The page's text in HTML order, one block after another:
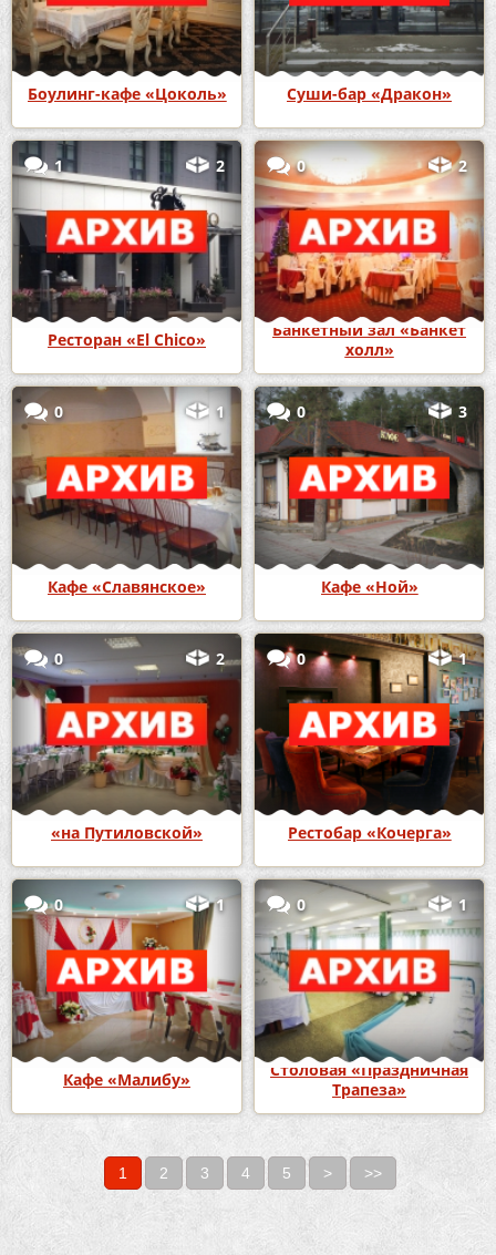
Боулинг-кафе «Цоколь» Суши-бар «Дракон»
1 2
Ресторан «El Chico»
0 2
Банкетный зал «Банкет
холл»
0 1
Кафе «Славянское»
0 3
Кафе «Ной»
0 2
«на Путиловской»
0 1
Рестобар «Кочерга»
0 1
Кафе «Малибу»
0 1
Столовая «Праздничная
Трапеза»
Страницы 1 2 3 4 5 > >>